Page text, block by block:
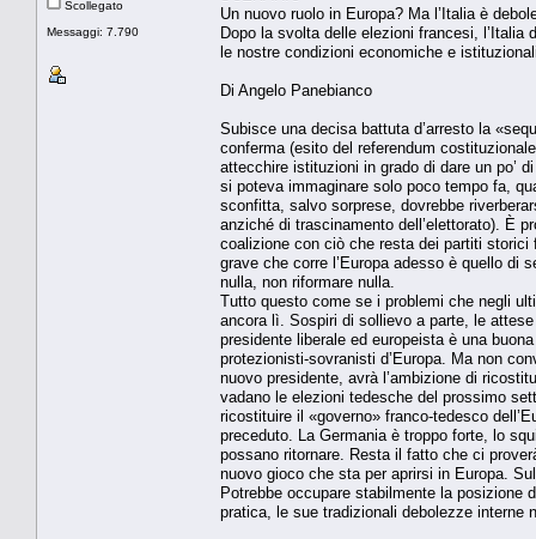
Scollegato
Messaggi: 7.790
Un nuovo ruolo in Europa? Ma l’Italia è
Dopo la svolta delle elezioni francesi, l’Italia
le nostre condizioni economiche e
Di Angelo Panebianco
Subisce una decisa battuta d’arresto la
conferma (esito del referendum
attecchire istituzioni in grado di dare un po’
si poteva immaginare solo poco tempo fa,
sconfitta, salvo sorprese, dovrebbe
anziché di trascinamento dell’elettorato). È
coalizione con ciò che resta dei partiti storici
grave che corre l’Europa adesso è quello di
nulla, non riformare nulla.
Tutto questo come se i problemi che negli
ancora lì. Sospiri di sollievo a parte, le
presidente liberale ed europeista è una
protezionisti-sovranisti d’Europa. Ma non
nuovo presidente, avrà l’ambizione di
vadano le elezioni tedesche del prossimo
ricostituire il «governo» franco-tedesco
preceduto. La Germania è troppo forte, lo
possano ritornare. Resta il fatto che ci
nuovo gioco che sta per aprirsi in Europa.
Potrebbe occupare stabilmente la posizione
pratica, le sue tradizionali debolezze interne